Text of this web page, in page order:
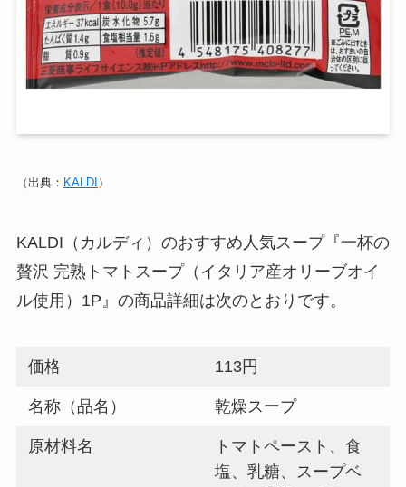
（出典： KALDI ）
KALDI（カルディ）のおすすめ人気スープ『一杯の
贅沢 完熟トマトスープ（イタリア産オリーブオイ
ル使用）1P』の商品詳細は次のとおりです。
価格 113円
名称（品名） 乾燥スープ
原材料名
トマトペースト、食
塩、乳糖、スープベ